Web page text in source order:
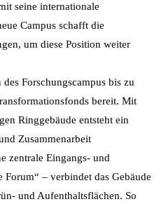
seine internationale
Campus schafft die
um diese Position weiter
Forschungscampus bis zu
bereit. Mit
Ringgebäude entsteht ein
Zusammenarbeit
zentrale Eingangs- und
Forum“ – verbindet das Gebäude
und Aufenthaltsflächen. So